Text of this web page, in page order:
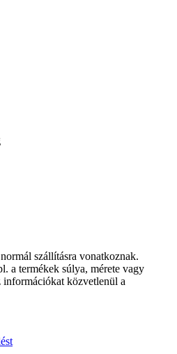
szállításra vonatkoznak.
a termékek súlya, mérete vagy
információkat közvetlenül a